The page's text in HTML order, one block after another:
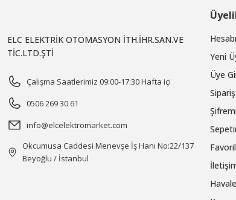
ELC ELEKTRİK OTOMASYON İTH.İHR.SAN.VE
TİC.LTD.ŞTİ
Çalışma Saatlerimiz 09:00-17:30 Hafta içi
0506 269 30 61
info@elcelektromarket.com
Okcumusa Caddesi Menevşe İş Hanı No:22/137
Beyoğlu / İstanbul
Yeni
Üye